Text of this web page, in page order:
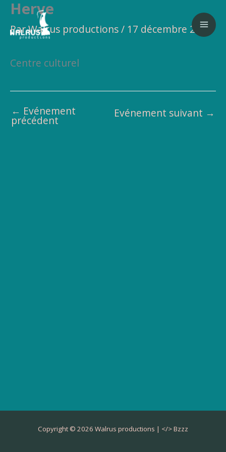
Aller
contenu
Herve
ParWalrus productions/ 17 décembre 2019
Centre culturel
← Evénement
précédent
Evénement suivant →
Copyright © 2026 Walrus productions | </>Bzzz